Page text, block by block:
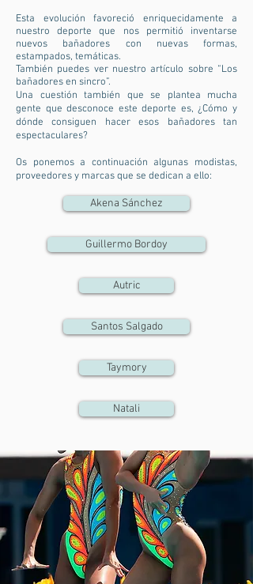
Esta evolución favoreció enriquecidamente a
nuestro deporte que nos permitió inventarse
nuevos bañadores con nuevas formas,
estampados, temáticas.
También puedes ver nuestro artículo sobre “Los
bañadores en sincro”.
Una cuestión también que se plantea mucha
gente que desconoce este deporte es, ¿Cómo y
dónde consiguen hacer esos bañadores tan
espectaculares?
Os ponemos a continuación algunas modistas,
proveedores y marcas que se dedican a ello:
Akena Sánchez
Guillermo Bordoy
Autric
Santos Salgado
Taymory
Natali